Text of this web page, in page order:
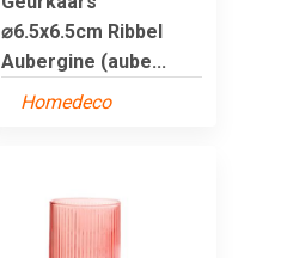
⌀6.5x6.5cm Ribbel
Aubergine (aube...
Homedeco